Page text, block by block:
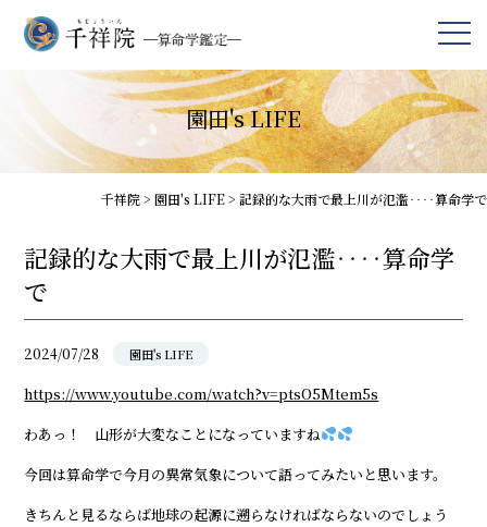
園田's LIFE
千祥院> 園田's LIFE> 記録的な大雨で最上川が氾濫‥‥算命学で
記録的な大雨で最上川が氾濫‥‥算命学
で
2024/07/28 園田's LIFE
https://www.youtube.com/watch?v=ptsO5Mtem5s
わあっ！ 山形が大変なことになっていますね
今回は算命学で今月の異常気象について語ってみたいと思います。
きちんと見るならば地球の起源に遡らなければならないのでしょう